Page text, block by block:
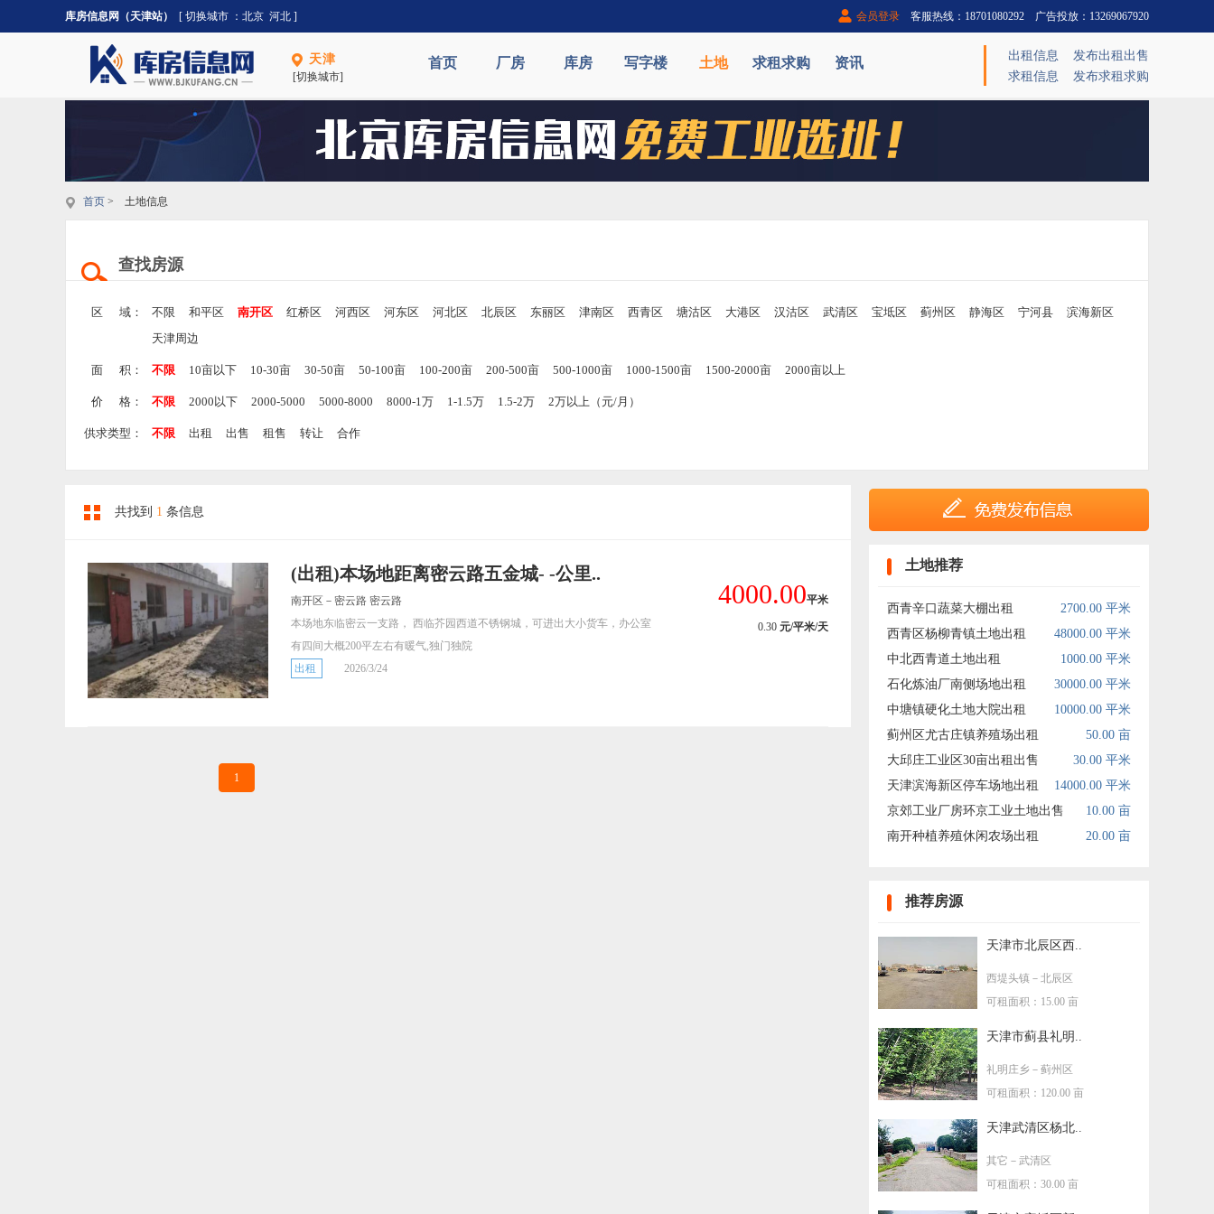
库房信息网（天津站） [ 切换城市 ： 北京 河北 ] 会员登录 客服热线：18701080292 广告投放：13269067920
天津
[切换城市]
首页 厂房 库房 写字楼 土地 求租求购 资讯 出租信息
发布出租出售
求租信息
发布求租求购
首页 > 土地信息
查找房源
区 域： 不限 和平区 南开区 红桥区 河西区 河东区 河北区 北辰区 东丽区 津南区 西青区 塘沽区 大港区 汉沽区 武清区 宝坻区 蓟州区 静海区 宁河县
滨海新区
天津周边
面 积： 不限 10亩以下 10-30亩 30-50亩 50-100亩 100-200亩 200-500亩 500-1000亩 1000-1500亩 1500-2000亩 2000亩以上
价 格： 不限 2000以下 2000-5000 5000-8000 8000-1万 1-1.5万 1.5-2万 2万以上（元/月）
供求类型： 不限 出租 出售 租售 转让 合作
共找到 1 条信息
(出租)本场地距离密云路五金城- -公里..
南开区－密云路 密云路
本场地东临密云一支路， 西临芥园西道不锈钢城，可进出大小货车，办公室
有四间大概200平左右有暖气,独门独院
出租
2026/3/24
4000.00平米
0.30 元/平米/天
1
土地推荐
西青辛口蔬菜大棚出租
2700.00 平米
西青区杨柳青镇土地出租
48000.00 平米
中北西青道土地出租
1000.00 平米
石化炼油厂南侧场地出租
30000.00 平米
中塘镇硬化土地大院出租
10000.00 平米
蓟州区尤古庄镇养殖场出租
50.00 亩
大邱庄工业区30亩出租出售
30.00 平米
天津滨海新区停车场地出租
14000.00 平米
京郊工业厂房环京工业土地出售
10.00 亩
南开种植养殖休闲农场出租
20.00 亩
推荐房源
天津市北辰区西..
西堤头镇 －北辰区
可租面积：15.00 亩
天津市蓟县礼明..
礼明庄乡 －蓟州区
可租面积：120.00 亩
天津武清区杨北..
其它 －武清区
可租面积：30.00 亩